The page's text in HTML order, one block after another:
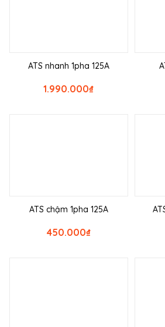
ATS nhanh 1pha 125A
₫
1.990.000
ATS chậm 1pha 125A
₫
450.000